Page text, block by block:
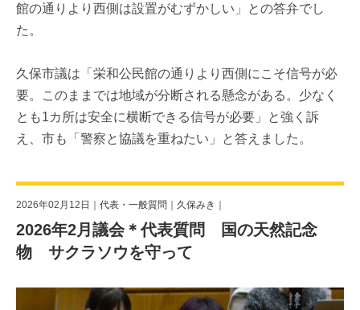
館の通りより西側は設置がむずかしい」との答弁でし
た。
久保市議は「栄和公民館の通りより西側にこそ信号が必
要。このままでは地域が分断される懸念がある。少なく
とも1カ所は安全に横断できる信号が必要」と強く訴
え、市も「警察と協議を重ねたい」と答えました。
2026年02月12日｜ 代表・一般質問 久保みき
2026年2月議会＊代表質問 国の天然記念
物 サクラソウを守って